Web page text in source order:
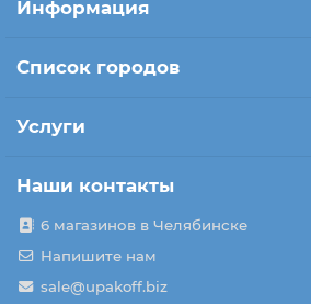
Информация
Список городов
Услуги
Наши контакты
6 магазинов в Челябинске
Напишите нам
sale@upakoff.biz